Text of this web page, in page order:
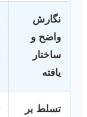
نگارش
واضح و
ساختار
یافته
تسلط بر